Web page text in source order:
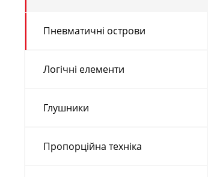
Пневматичні острови
Логічні елементи
Глушники
Пропорційна техніка